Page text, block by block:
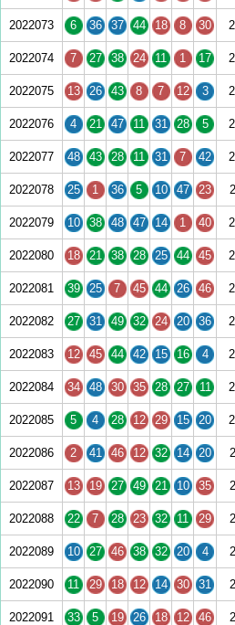
2022073 6 36 37 44 18 8 30
2022074 7 27 38 24 11 1 17
2022075 13 26 43 8 7 12 3
2022076 4 21 47 11 31 28 5
2022077 48 43 28 11 31 7 42
2022078 25 1 36 5 10 47 23
2022079 10 38 48 47 14 1 40
2022080 18 21 38 28 25 44 45
2022081 39 25 7 45 44 26 46
2022082 27 31 49 32 24 20 36
2022083 12 45 44 42 15 16 4
2022084 34 48 30 35 28 27 11
2022085 5 4 28 12 29 15 20
2022086 2 41 46 12 32 14 20
2022087 13 19 27 49 21 10 35
2022088 22 7 28 23 32 11 29
2022089 10 27 46 38 32 20 4
2022090 11 29 18 12 14 30 31
2022091 33 5 19 26 18 12 46